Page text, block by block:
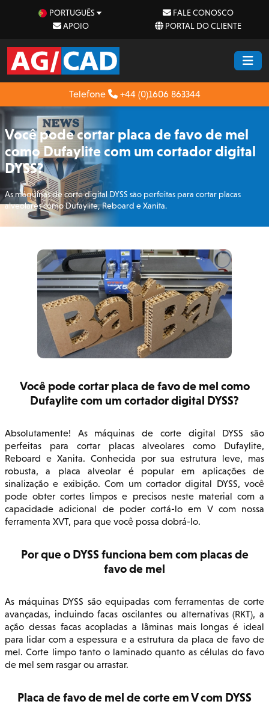
PORTUGUÊS
FALE CONOSCO
APOIO
PORTAL DO CLIENTE
Telefone +44 (0)1606 863344
Você pode cortar placa de favo de mel
como Dufaylite com um cortador digital
DYSS?
As máquinas de corte digital DYSS são perfeitas para cortar placas
alveolares como Dufaylite, Reboard e Xanita.
Você pode cortar placa de favo de mel como
Dufaylite com um cortador digital DYSS?
Absolutamente! As máquinas de corte digital DYSS são
perfeitas para cortar placas alveolares como Dufaylite,
Reboard e Xanita. Conhecida por sua estrutura leve, mas
robusta, a placa alveolar é popular em aplicações de
sinalização e exibição. Com um cortador digital DYSS, você
pode obter cortes limpos e precisos neste material com a
capacidade adicional de poder cortá-lo em V com nossa
ferramenta XVT, para que você possa dobrá-lo.
Por que o DYSS funciona bem com placas de
favo de mel
As máquinas DYSS são equipadas com ferramentas de corte
avançadas, incluindo facas oscilantes ou alternativas (RKT), a
ação dessas facas acopladas a lâminas mais longas é ideal
para lidar com a espessura e a estrutura da placa de favo de
mel. Corte limpo tanto o laminado quanto as células do favo
de mel sem rasgar ou arrastar.
Placa de favo de mel de corte em V com DYSS